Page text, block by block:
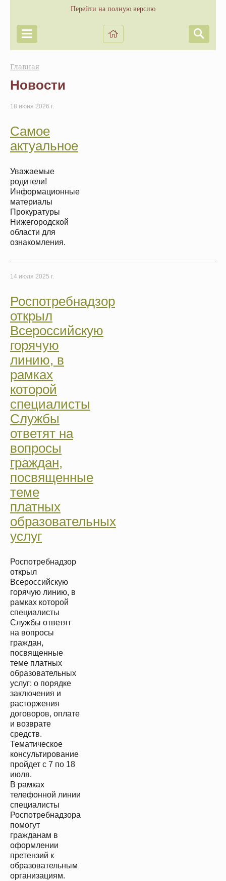
Перейти на полную версию
Главная
Новости
18 июня 2026 г.
Самое
актуальное
Уважаемые
родители!
Информационные
материалы
Прокуратуры
Нижегородской
области для
ознакомления.
14 июля 2025 г.
Роспотребнадзор
открыл
Всероссийскую
горячую
линию, в
рамках
которой
специалисты
Службы
ответят на
вопросы
граждан,
посвященные
теме
платных
образовательных
услуг
Роспотребнадзор
открыл
Всероссийскую
горячую линию, в
рамках которой
специалисты
Службы ответят
на вопросы
граждан,
посвященные
теме платных
образовательных
услуг: о порядке
заключения и
расторжения
договоров, оплате
и возврате
средств.
Тематическое
консультирование
пройдет с 7 по 18
июля.
В рамках
телефонной линии
специалисты
Роспотребнадзора
помогут
гражданам в
оформлении
претензий к
образовательным
организациям.